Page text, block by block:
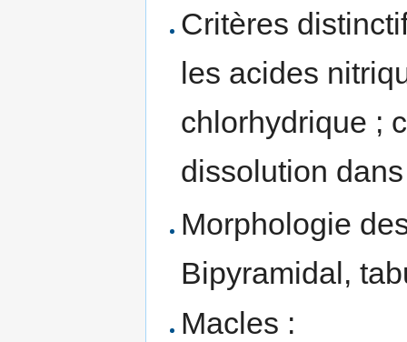
Critères
les acides
chlorhydrique ;
dissolution
Morphologie
Bipyramidal,
Macles :